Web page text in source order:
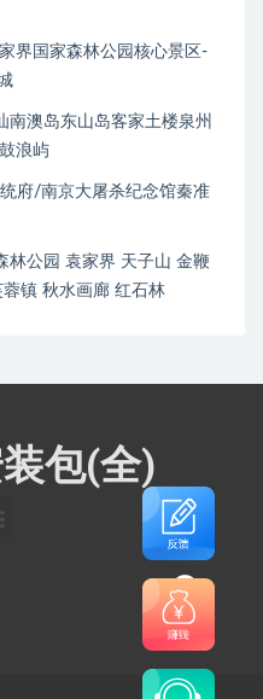
界国家森林公园核心景区-
南澳岛东山岛客家土楼泉州
浪屿
府/南京大屠杀纪念馆秦准
林公园 袁家界 天子山 金鞭
镇 秋水画廊 红石林
包(全)